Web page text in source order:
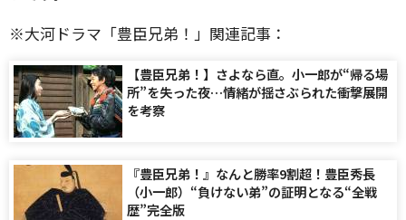
※大河ドラマ「豊臣兄弟！」関連記事：
【豊臣兄弟！】さよなら直。小一郎が“帰る場
所”を失った夜…情緒が揺さぶられた衝撃展開
を考察
『豊臣兄弟！』なんと勝率9割超！豊臣秀長
（小一郎）“負けない弟”の証明となる“全戦
歴”完全版